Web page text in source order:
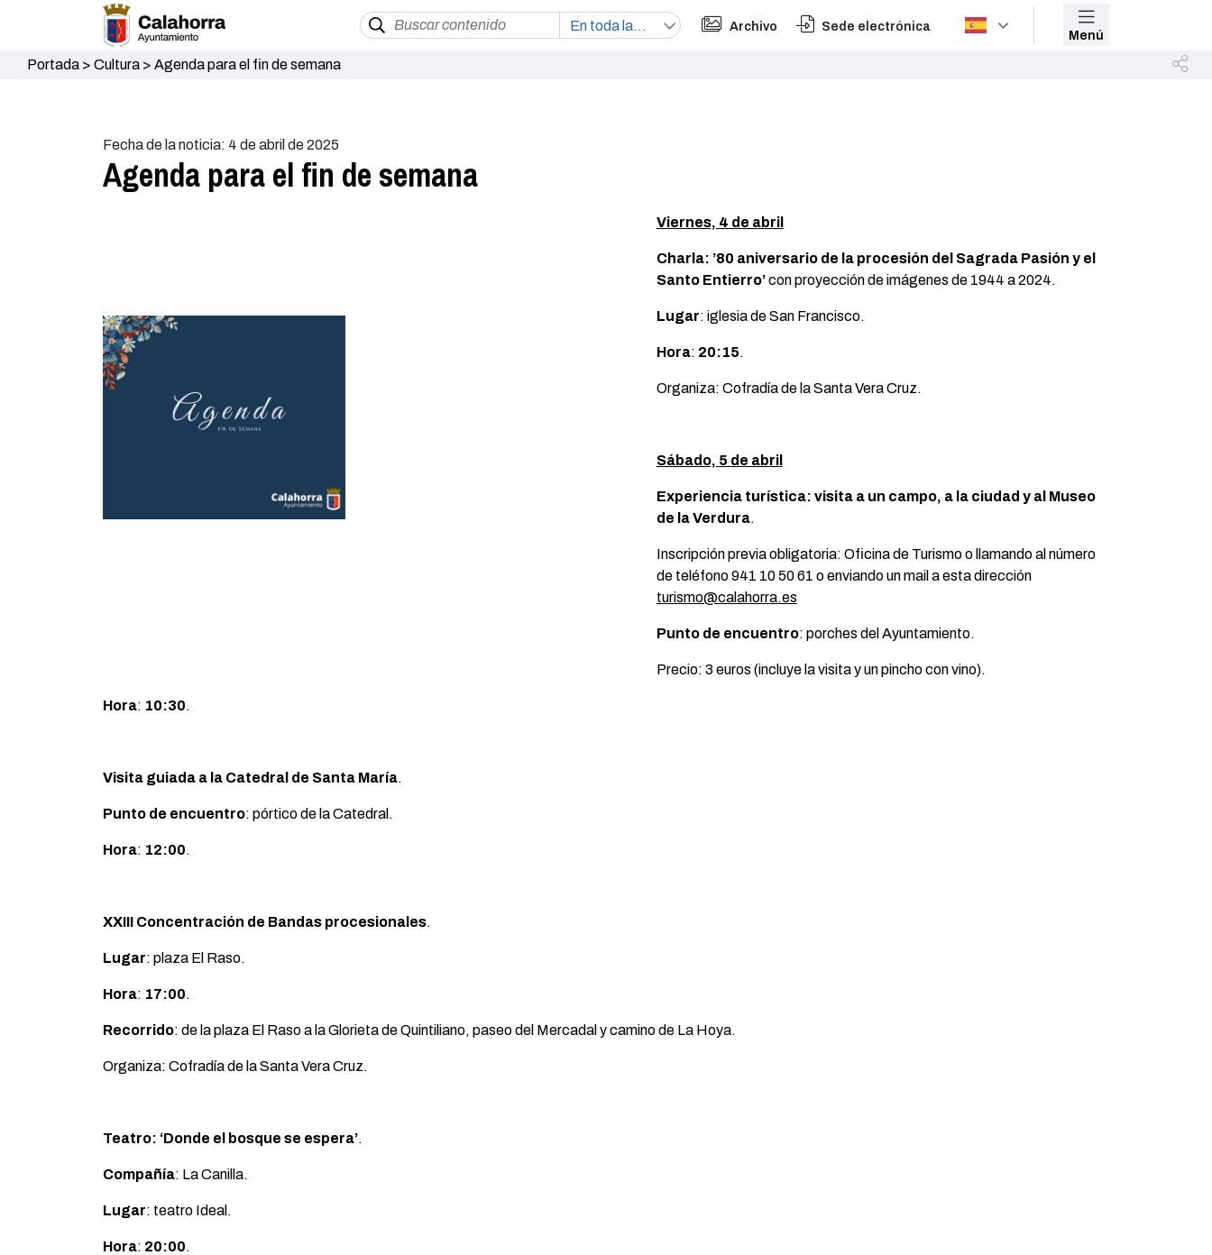
Archivo Sede electrónica
Menú
Portada> Cultura> Agenda para el fin de semana
Fecha de la noticia: 4 de abril de 2025
Agenda para el fin de semana
Viernes, 4 de abril
Charla: ’80 aniversario de la procesión del Sagrada Pasión y el
Santo Entierro’con proyección de imágenes de 1944 a 2024.
Lugar: iglesia de San Francisco.
Hora: 20:15.
Organiza: Cofradía de la Santa Vera Cruz.
Sábado, 5 de abril
Experiencia turística: visita a un campo, a la ciudad y al Museo
de la Verdura.
Inscripción previa obligatoria: Oficina de Turismo o llamando al número
de teléfono 941 10 50 61 o enviando un mail a esta dirección
turismo@calahorra.es
Punto de encuentro: porches del Ayuntamiento.
Precio: 3 euros (incluye la visita y un pincho con vino).
Hora: 10:30.
Visita guiada a la Catedral de Santa María.
Punto de encuentro: pórtico de la Catedral.
Hora: 12:00.
XXIII Concentración de Bandas procesionales.
Lugar: plaza El Raso.
Hora: 17:00.
Recorrido: de la plaza El Raso a la Glorieta de Quintiliano, paseo del Mercadal y camino de La Hoya.
Organiza: Cofradía de la Santa Vera Cruz.
Teatro: ‘Donde el bosque se espera’.
Compañía: La Canilla.
Lugar: teatro Ideal.
Hora: 20:00.